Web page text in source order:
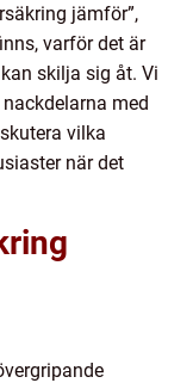
jämför”,
varför det är
skilja sig åt. Vi
med
vilka
när det